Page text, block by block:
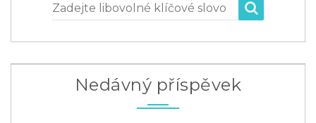
Zadejte libovolné klíčové slovo
Nedávný příspěvek